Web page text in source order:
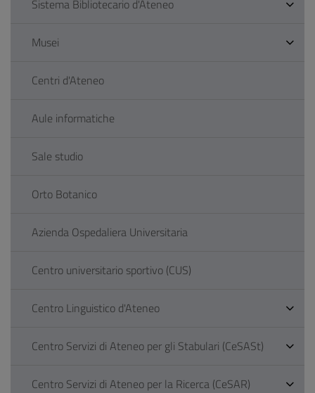
Sistema Bibliotecario d'Ateneo
Musei
Centri d'Ateneo
Aule informatiche
Sale studio
Orto Botanico
Azienda Ospedaliera Universitaria
Centro universitario sportivo (CUS)
Centro Linguistico d'Ateneo
Centro Servizi di Ateneo per gli Stabulari (CeSASt)
Centro Servizi di Ateneo per la Ricerca (CeSAR)